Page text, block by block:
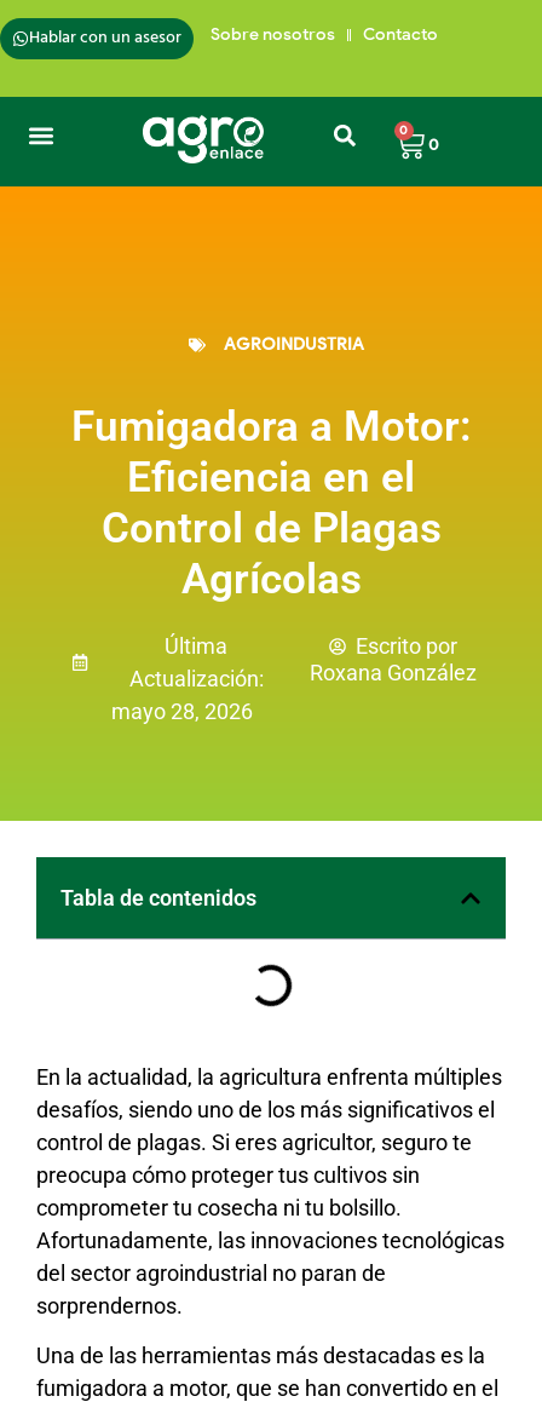
Hablar con un asesor Sobre nosotros Contacto
0
0
AGROINDUSTRIA
Fumigadora a Motor:
Eficiencia en el
Control de Plagas
Agrícolas
Última
Actualización:
mayo 28, 2026
Escrito por
Roxana González
Tabla de contenidos
En la actualidad, la agricultura enfrenta múltiples
desafíos, siendo uno de los más significativos el
control de plagas. Si eres agricultor, seguro te
preocupa cómo proteger tus cultivos sin
comprometer tu cosecha ni tu bolsillo.
Afortunadamente, las innovaciones tecnológicas
del sector agroindustrial no paran de
sorprendernos.
Una de las herramientas más destacadas es la
fumigadora a motor, que se han convertido en el